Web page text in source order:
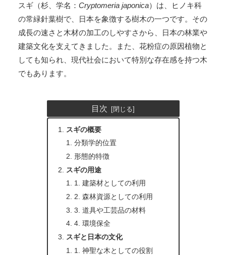
スギ（杉、学名： Cryptomeria japonica）は、ヒノキ科
の常緑針葉樹で、日本を象徴する樹木の一つです。その
成長の速さと木材の加工のしやすさから、日本の林業や
建築文化を支えてきました。また、花粉症の原因植物と
しても知られ、現代社会において特別な存在感を持つ木
でもあります。
目次
スギの概要
分類学的位置
形態的特徴
スギの用途
1. 建築材としての利用
2. 森林資源としての利用
3. 道具や工芸品の材料
4. 環境保全
スギと日本の文化
1. 神聖な木としての役割